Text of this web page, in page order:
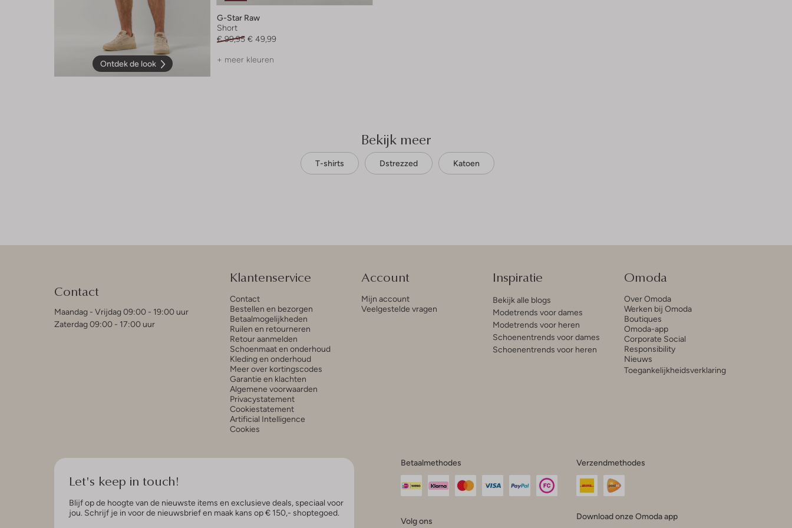
Ontdek de look
G-Star Raw
Short
€ 99,95 € 49,99
+ meer kleuren
Bekijk meer
T-shirts Dstrezzed Katoen
Contact
Maandag - Vrijdag 09:00 - 19:00 uur
Zaterdag 09:00 - 17:00 uur
Klantenservice
Contact
Bestellen en bezorgen
Betaalmogelijkheden
Ruilen en retourneren
Retour aanmelden
Schoenmaat en onderhoud
Kleding en onderhoud
Meer over kortingscodes
Garantie en klachten
Algemene voorwaarden
Privacystatement
Cookiestatement
Artificial Intelligence
Cookies
Account
Mijn account
Veelgestelde vragen
Inspiratie
Bekijk alle blogs
Modetrends voor dames
Modetrends voor heren
Schoenentrends voor dames
Schoenentrends voor heren
Omoda
Over Omoda
Werken bij Omoda
Boutiques
Omoda-app
Corporate Social
Responsibility
Nieuws
Toegankelijkheidsverklaring
Let's keep in touch!
Blijf op de hoogte van de nieuwste items en exclusieve deals, speciaal voor
jou. Schrijf je in voor de nieuwsbrief en maak kans op € 150,- shoptegoed.
Betaalmethodes
Volg ons
Verzendmethodes
Download onze Omoda app